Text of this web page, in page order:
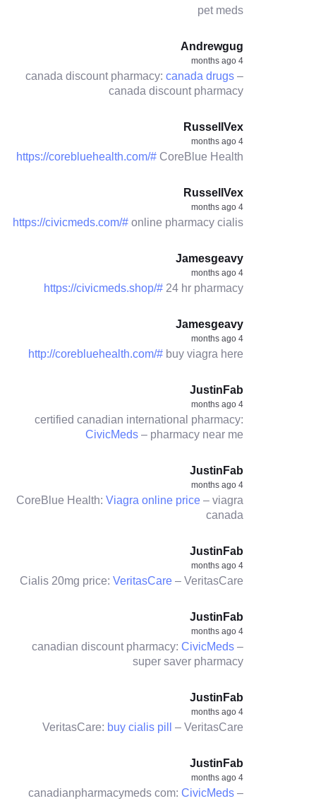
pet meds
Andrewgug
4 months ago
canada discount pharmacy: canada drugs –
canada discount pharmacy
RussellVex
4 months ago
https://corebluehealth.com/# CoreBlue Health
RussellVex
4 months ago
https://civicmeds.com/# online pharmacy cialis
Jamesgeavy
4 months ago
https://civicmeds.shop/# 24 hr pharmacy
Jamesgeavy
4 months ago
http://corebluehealth.com/# buy viagra here
JustinFab
4 months ago
certified canadian international pharmacy:
CivicMeds – pharmacy near me
JustinFab
4 months ago
CoreBlue Health: Viagra online price – viagra
canada
JustinFab
4 months ago
Cialis 20mg price: VeritasCare – VeritasCare
JustinFab
4 months ago
canadian discount pharmacy: CivicMeds –
super saver pharmacy
JustinFab
4 months ago
VeritasCare: buy cialis pill – VeritasCare
JustinFab
4 months ago
canadianpharmacymeds com: CivicMeds –